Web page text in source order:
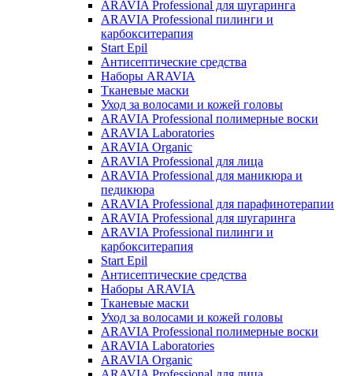
ARAVIA Professional для шугаринга
ARAVIA Professional пилинги и
карбокситерапия
Start Epil
Антисептические средства
Наборы ARAVIA
Тканевые маски
Уход за волосами и кожей головы
ARAVIA Professional полимерные воски
ARAVIA Laboratories
ARAVIA Organic
ARAVIA Professional для лица
ARAVIA Professional для маникюра и
педикюра
ARAVIA Professional для парафинотерапии
ARAVIA Professional для шугаринга
ARAVIA Professional пилинги и
карбокситерапия
Start Epil
Антисептические средства
Наборы ARAVIA
Тканевые маски
Уход за волосами и кожей головы
ARAVIA Professional полимерные воски
ARAVIA Laboratories
ARAVIA Organic